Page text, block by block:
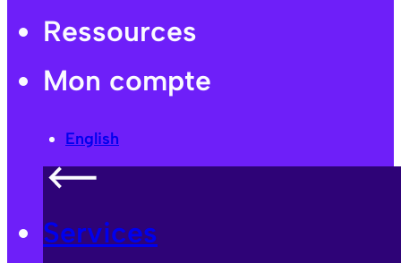
Ressources
Mon compte
English
Services